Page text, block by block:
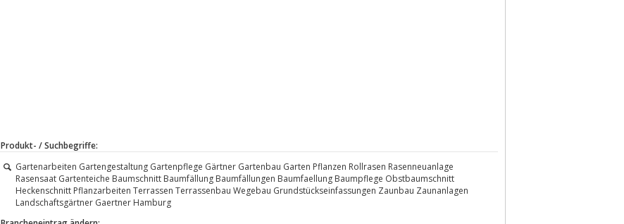
Produkt- / Suchbegriffe:
Gartenarbeiten Gartengestaltung Gartenpflege Gärtner Gartenbau Garten Pflanzen Rollrasen Rasenneuanlage
Rasensaat Gartenteiche Baumschnitt Baumfällung Baumfällungen Baumfaellung Baumpflege Obstbaumschnitt
Heckenschnitt Pflanzarbeiten Terrassen Terrassenbau Wegebau Grundstückseinfassungen Zaunbau Zaunanlagen
Landschaftsgärtner Gaertner Hamburg